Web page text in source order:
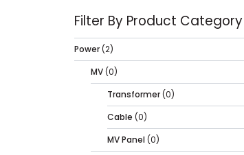
Filter By Product Category
Power (2)
MV (0)
Transformer (0)
Cable (0)
MV Panel (0)